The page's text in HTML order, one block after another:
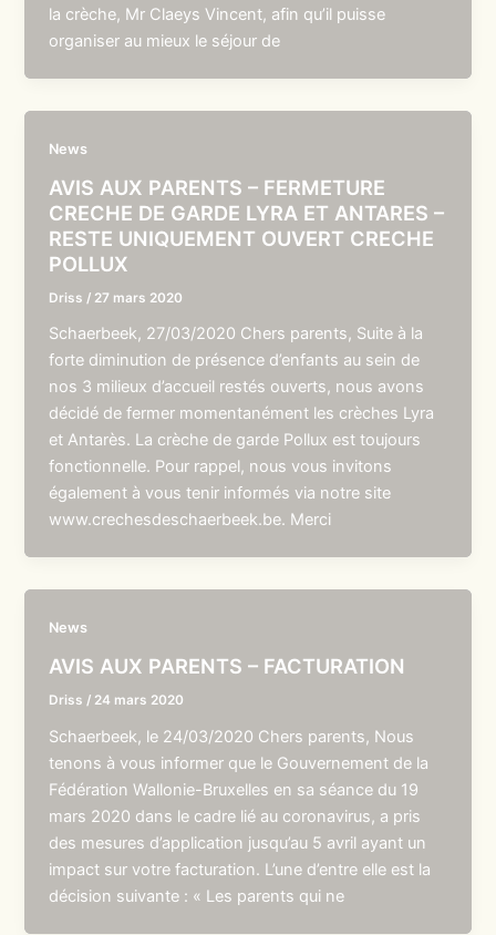
la crèche, Mr Claeys Vincent, afin qu’il puisse
organiser au mieux le séjour de
News
AVIS AUX PARENTS – FERMETURE
CRECHE DE GARDE LYRA ET ANTARES –
RESTE UNIQUEMENT OUVERT CRECHE
POLLUX
Driss / 27 mars 2020
Schaerbeek, 27/03/2020 Chers parents, Suite à la
forte diminution de présence d’enfants au sein de
nos 3 milieux d’accueil restés ouverts, nous avons
décidé de fermer momentanément les crèches Lyra
et Antarès. La crèche de garde Pollux est toujours
fonctionnelle. Pour rappel, nous vous invitons
également à vous tenir informés via notre site
www.crechesdeschaerbeek.be. Merci
News
AVIS AUX PARENTS – FACTURATION
Driss / 24 mars 2020
Schaerbeek, le 24/03/2020 Chers parents, Nous
tenons à vous informer que le Gouvernement de la
Fédération Wallonie-Bruxelles en sa séance du 19
mars 2020 dans le cadre lié au coronavirus, a pris
des mesures d’application jusqu’au 5 avril ayant un
impact sur votre facturation. L’une d’entre elle est la
décision suivante : « Les parents qui ne